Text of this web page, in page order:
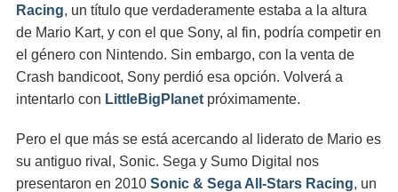
Racing, un título que verdaderamente estaba a la altura
de Mario Kart, y con el que Sony, al fin, podría competir en
el género con Nintendo. Sin embargo, con la venta de
Crash bandicoot, Sony perdió esa opción. Volverá a
intentarlo con LittleBigPlanet próximamente.
Pero el que más se está acercando al liderato de Mario es
su antiguo rival, Sonic. Sega y Sumo Digital nos
presentaron en 2010 Sonic & Sega All-Stars Racing, un